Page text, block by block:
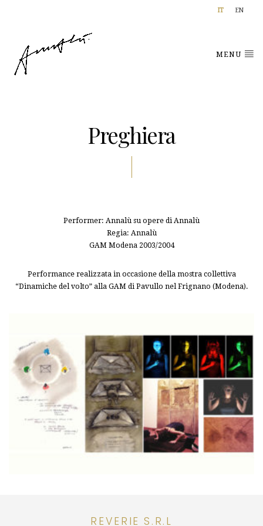
IT EN
MENU
Preghiera
Performer: Annalù su opere di Annalù
Regia: Annalù
GAM Modena 2003/2004
Performance realizzata in occasione della mostra collettiva
“Dinamiche del volto” alla GAM di Pavullo nel Frignano (Modena).
REVERIE S.R.L